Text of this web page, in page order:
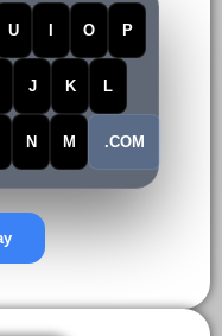
U I O P
J K L
N M .COM